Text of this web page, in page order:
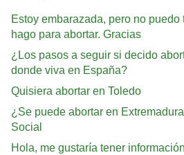
Estoy embarazada, pero no
hago para abortar. Gracias
¿Los pasos a seguir si decido
donde viva en España?
Quisiera abortar en Toledo
¿Se puede abortar en
Social
Hola, me gustaría tener